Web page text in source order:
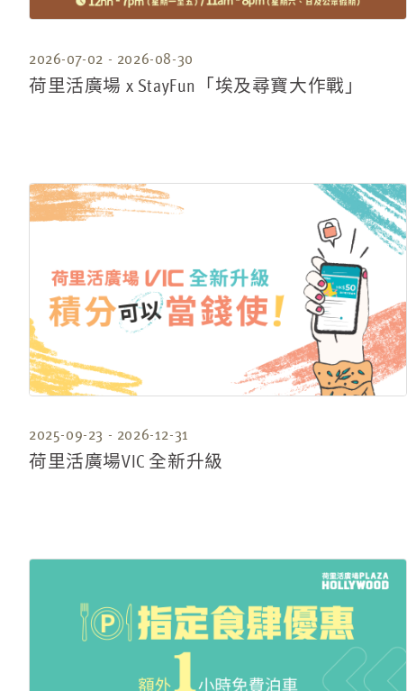
2026-07-02 - 2026-08-30
荷里活廣場 x StayFun「埃及尋寶大作戰」
2025-09-23 - 2026-12-31
荷里活廣場VIC 全新升級